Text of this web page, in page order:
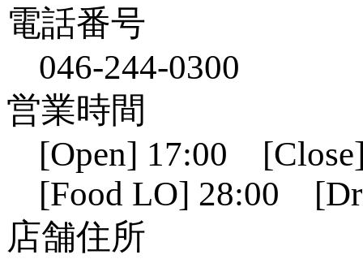
電話番号
046-244-0300
営業時間
[Open] 17:00
[Food LO] 28:00
店舗住所